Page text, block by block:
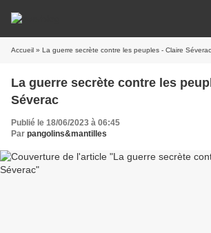
Accueil » La guerre secrète contre les peuples - Claire Séverac
La guerre secrète contre les
Séverac
Publié le 18/06/2023 à 06:45
Par pangolins&mantilles